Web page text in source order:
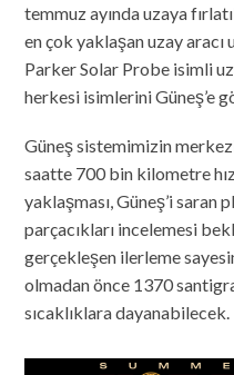
temmuz ayında uzaya
en çok yaklaşan uzay aracı
Parker Solar Probe isimli
herkesi isimlerini Güneş’e
Güneş sistemimizin
saatte 700 bin kilometre
yaklaşması, Güneş’i saran
parçacıkları incelemesi
gerçekleşen ilerleme
olmadan önce 1370
sıcaklıklara dayanabilecek.